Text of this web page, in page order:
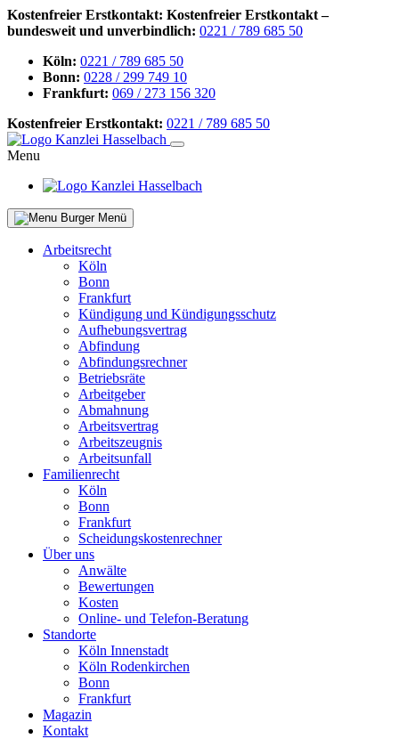
Kostenfreier Erstkontakt: Kostenfreier Erstkontakt –
bundesweit und unverbindlich: 0221 / 789 685 50
Köln: 0221 / 789 685 50
Bonn: 0228 / 299 749 10
Frankfurt: 069 / 273 156 320
Kostenfreier Erstkontakt: 0221 / 789 685 50
Menu
Menü
Arbeitsrecht
Köln
Bonn
Frankfurt
Kündigung und Kündigungsschutz
Aufhebungsvertrag
Abfindung
Abfindungsrechner
Betriebsräte
Arbeitgeber
Abmahnung
Arbeitsvertrag
Arbeitszeugnis
Arbeitsunfall
Familienrecht
Köln
Bonn
Frankfurt
Scheidungskostenrechner
Über uns
Anwälte
Bewertungen
Kosten
Online- und Telefon-Beratung
Standorte
Köln Innenstadt
Köln Rodenkirchen
Bonn
Frankfurt
Magazin
Kontakt